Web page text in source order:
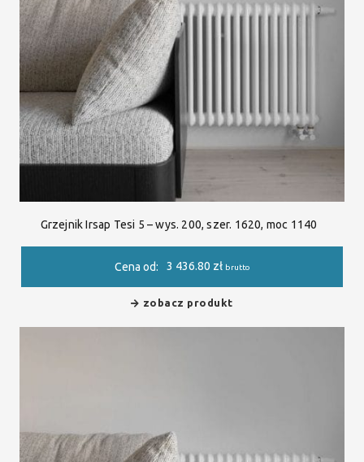
Grzejnik Irsap Tesi 5 – wys. 200, szer. 1620, moc 1140
Cena od: 3 436.80 zł brutto
zobacz produkt